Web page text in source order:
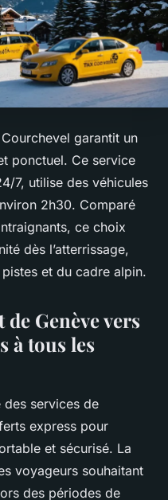
garantit un
ponctuel. Ce service
7, utilise des véhicules
2h30. Comparé
ce choix
dès l’atterrissage,
et du cadre alpin.
Genève vers
à tous les
des services de
express pour
et sécurisé. La
voyageurs souhaitant
des périodes de